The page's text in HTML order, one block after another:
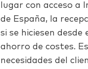
lugar con acceso a
de España, la
si se hiciesen
ahorro de costes.
necesidades del